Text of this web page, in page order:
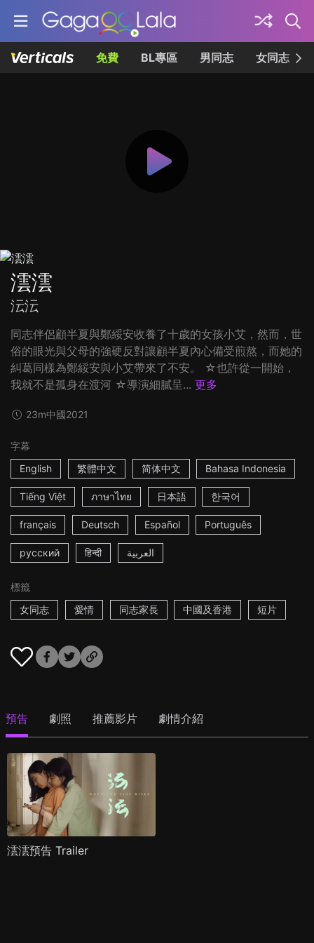
免費 BL專區 男同志 女同志
澐澐
沄沄
同志伴侶顧半夏與鄭綏安收養了十歲的女孩小艾，然而，世
俗的眼光與父母的強硬反對讓顧半夏內心備受煎熬，而她的
糾葛同樣為鄭綏安與小艾帶來了不安。 ☆也許從一開始，
我就不是孤身在渡河 ☆導演細膩呈... 更多
23m中國2021
字幕
English
繁體中文 简体中文 Bahasa Indonesia
Tiếng Việt ภาษาไทย 日本語 한국어
français Deutsch Español Português
русский हिन्दी العربية
標籤
女同志
愛情 同志家長 中國及香港 短片
預告 劇照 推薦影片 劇情介紹
澐澐預告 Trailer